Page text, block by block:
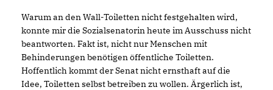
Warum an den Wall-Toiletten nicht festgehalten wird,
konnte mir die Sozialsenatorin heute im Ausschuss nicht
beantworten. Fakt ist, nicht nur Menschen mit
Behinderungen benötigen öffentliche Toiletten.
Hoffentlich kommt der Senat nicht ernsthaft auf die
Idee, Toiletten selbst betreiben zu wollen. Ärgerlich ist,